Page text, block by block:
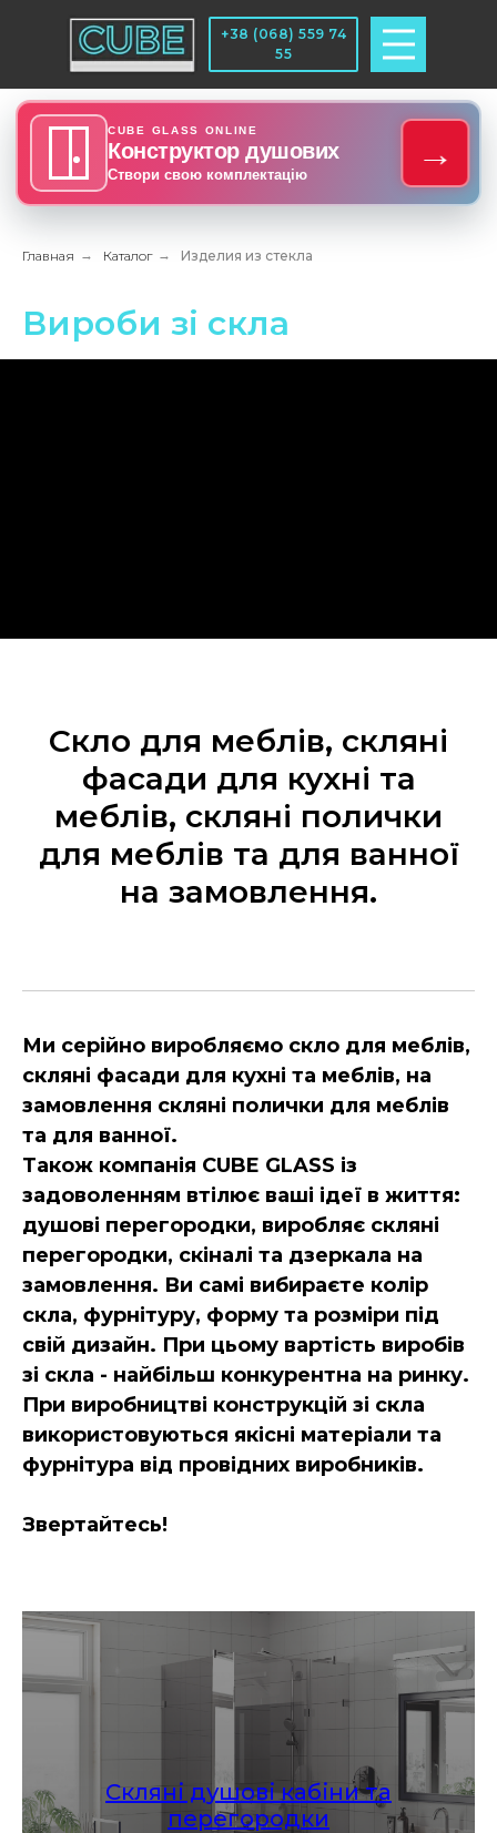
CUBE GLASS ONLINE
Конструктор душових
Створи свою комплектацію →
+38 (068) 559 74
55
Главная → Каталог → Изделия из стекла
Вироби зі скла
Скло для меблів, скляні
фасади для кухні та
меблів, скляні полички
для меблів та для ванної
на замовлення.
Ми серійно виробляємо скло для меблів,
скляні фасади для кухні та меблів, на
замовлення скляні полички для меблів
та для ванної.
Також компанія CUBE GLASS із
задоволенням втілює ваші ідеї в життя:
душові перегородки, виробляє скляні
перегородки, скіналі та дзеркала на
замовлення. Ви самі вибираєте колір
скла, фурнітуру, форму та розміри під
свій дизайн. При цьому вартість виробів
зі скла - найбільш конкурентна на ринку.
При виробництві конструкцій зі скла
використовуються якісні матеріали та
фурнітура від провідних виробників.
Звертайтесь!
Скляні душові кабіни та
перегородки